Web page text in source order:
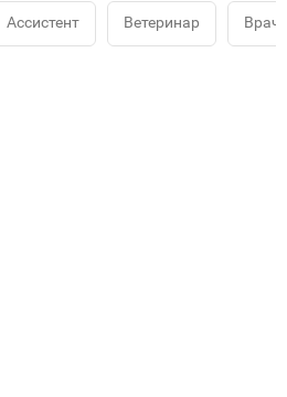
Ассистент Ветеринар Врач